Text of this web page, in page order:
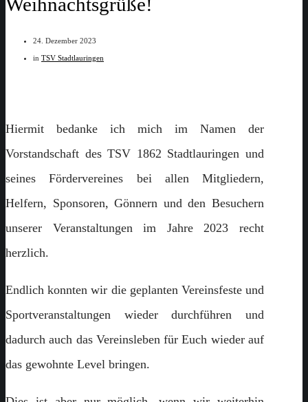
24. Dezember 2023
in TSV Stadtlauringen
Hiermit bedanke ich mich im Namen der
Vorstandschaft des TSV 1862 Stadtlauringen und
seines Fördervereines bei allen Mitgliedern,
Helfern, Sponsoren, Gönnern und den Besuchern
unserer Veranstaltungen im Jahre 2023 recht
herzlich.
Endlich konnten wir die geplanten Vereinsfeste und
Sportveranstaltungen wieder durchführen und
dadurch auch das Vereinsleben für Euch wieder auf
das gewohnte Level bringen.